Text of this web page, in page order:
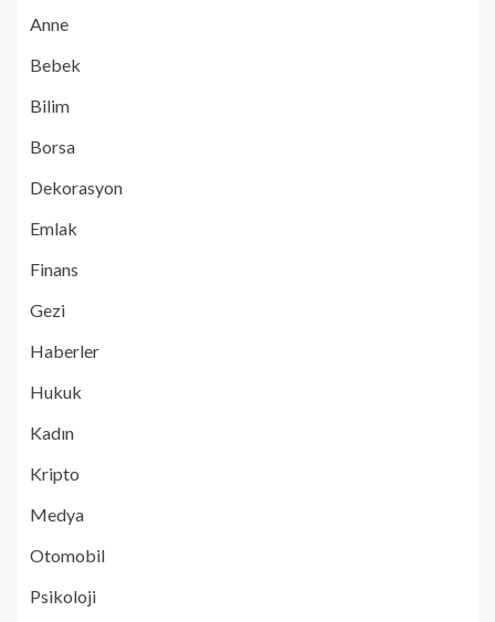
Anne
Bebek
Bilim
Borsa
Dekorasyon
Emlak
Finans
Gezi
Haberler
Hukuk
Kadın
Kripto
Medya
Otomobil
Psikoloji